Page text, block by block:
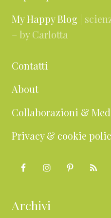
My Happy Blog |
– by Carlotta
Contatti
About
Collaborazioni &
Privacy & cookie
Archivi